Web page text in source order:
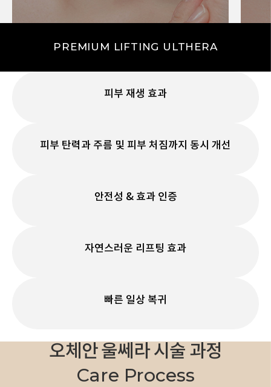
PREMIUM LIFTING ULTHERA
피부 재생 효과
피부 탄력과 주름 및 피부 처짐까지 동시 개선
안전성 & 효과 인증
자연스러운 리프팅 효과
빠른 일상 복귀
오체안 울쎄라 시술 과정
Care Process